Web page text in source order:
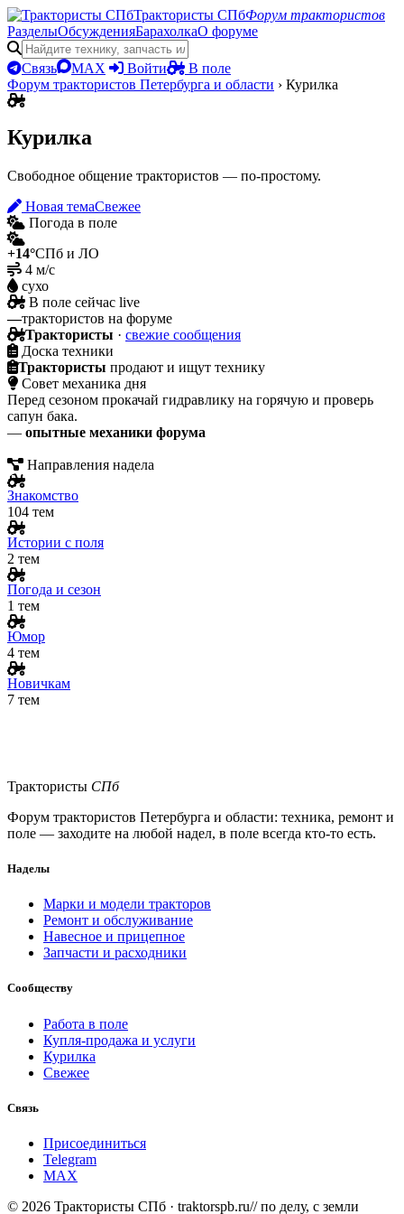
Трактористы СПбФорум трактористов
РазделыОбсужденияБарахолкаО форуме
Связь MAX Войти
В поле
Форум трактористов Петербурга и области › Курилка
Курилка
Свободное общение трактористов — по-простому.
Новая темаСвежее
Погода в поле
+14°СПб и ЛО
4 м/с
сухо
В поле сейчас live
—трактористов на форуме
Трактористы · свежие сообщения
Доска техники
Трактористы продают и ищут технику
Совет механика дня
Перед сезоном прокачай гидравлику на горячую и проверь
сапун бака.
— опытные механики форума
Направления надела
Знакомство
104 тем
Истории с поля
2 тем
Погода и сезон
1 тем
Юмор
4 тем
Новичкам
7 тем
Трактористы СПб
Форум трактористов Петербурга и области: техника, ремонт и
поле — заходите на любой надел, в поле всегда кто-то есть.
Наделы
Марки и модели тракторов
Ремонт и обслуживание
Навесное и прицепное
Запчасти и расходники
Сообществу
Работа в поле
Купля-продажа и услуги
Курилка
Свежее
Связь
Присоединиться
Telegram
MAX
© 2026 Трактористы СПб · traktorspb.ru// по делу, с земли